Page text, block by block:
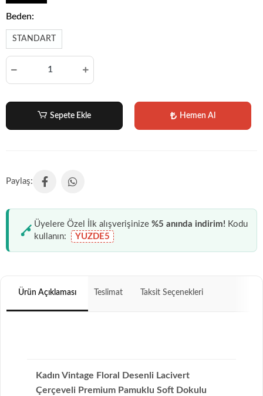
Beden:
STANDART
Sepete Ekle Hemen Al
Üyelere Özel İlk alışverişinize %5 anında indirim! Kodu
kullanın:
YUZDE5
Ürün Açıklaması Teslimat Taksit Seçenekleri
Kadın Vintage Floral Desenli Lacivert
Çerçeveli Premium Pamuklu Soft Dokulu